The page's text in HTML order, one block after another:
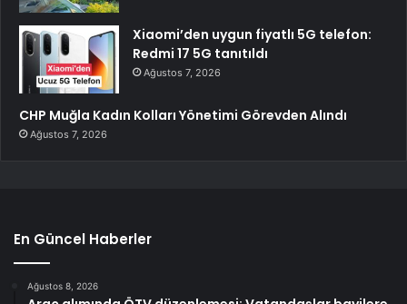
Xiaomi’den uygun fiyatlı 5G telefon:
Redmi 17 5G tanıtıldı
Ağustos 7, 2026
CHP Muğla Kadın Kolları Yönetimi Görevden Alındı
Ağustos 7, 2026
En Güncel Haberler
Ağustos 8, 2026